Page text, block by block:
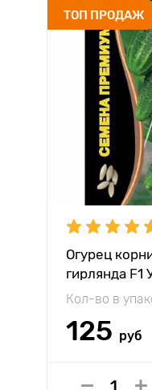
ТОП ПРОДАЖ
Огурец
гирлянда F1
Кол-во в
125 руб